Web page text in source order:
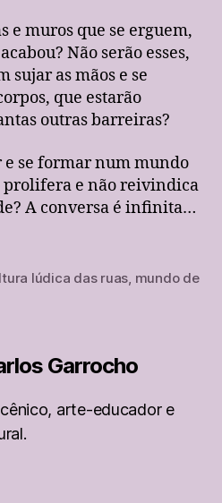
e muros que se erguem,
Não serão esses,
sujar as mãos e se
que estarão
outras barreiras?
e se formar num mundo
prolifera e não reivindica
A conversa é infinita…
lúdica das ruas, mundo de
Garrocho
arte-educador e